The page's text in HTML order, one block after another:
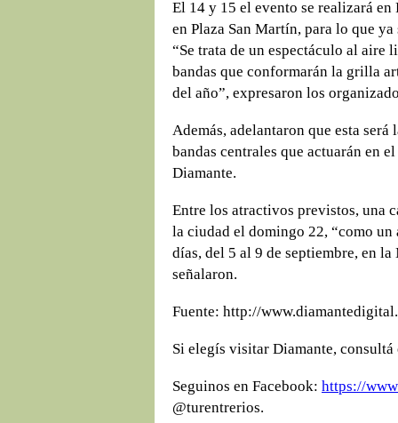
El 14 y 15 el evento se realizará
en Plaza San Martín, para lo que
“Se trata de un espectáculo al aire
bandas que conformarán la grilla
del año”, expresaron los
Además, adelantaron que esta
bandas centrales que actuarán en
Diamante.
Entre los atractivos previstos, una
la ciudad el domingo 22, “como
días, del 5 al 9 de septiembre, en
señalaron.
Fuente: http://
Si elegís visitar Diamante,
Seguinos en Facebook: https://
@turentrerios.